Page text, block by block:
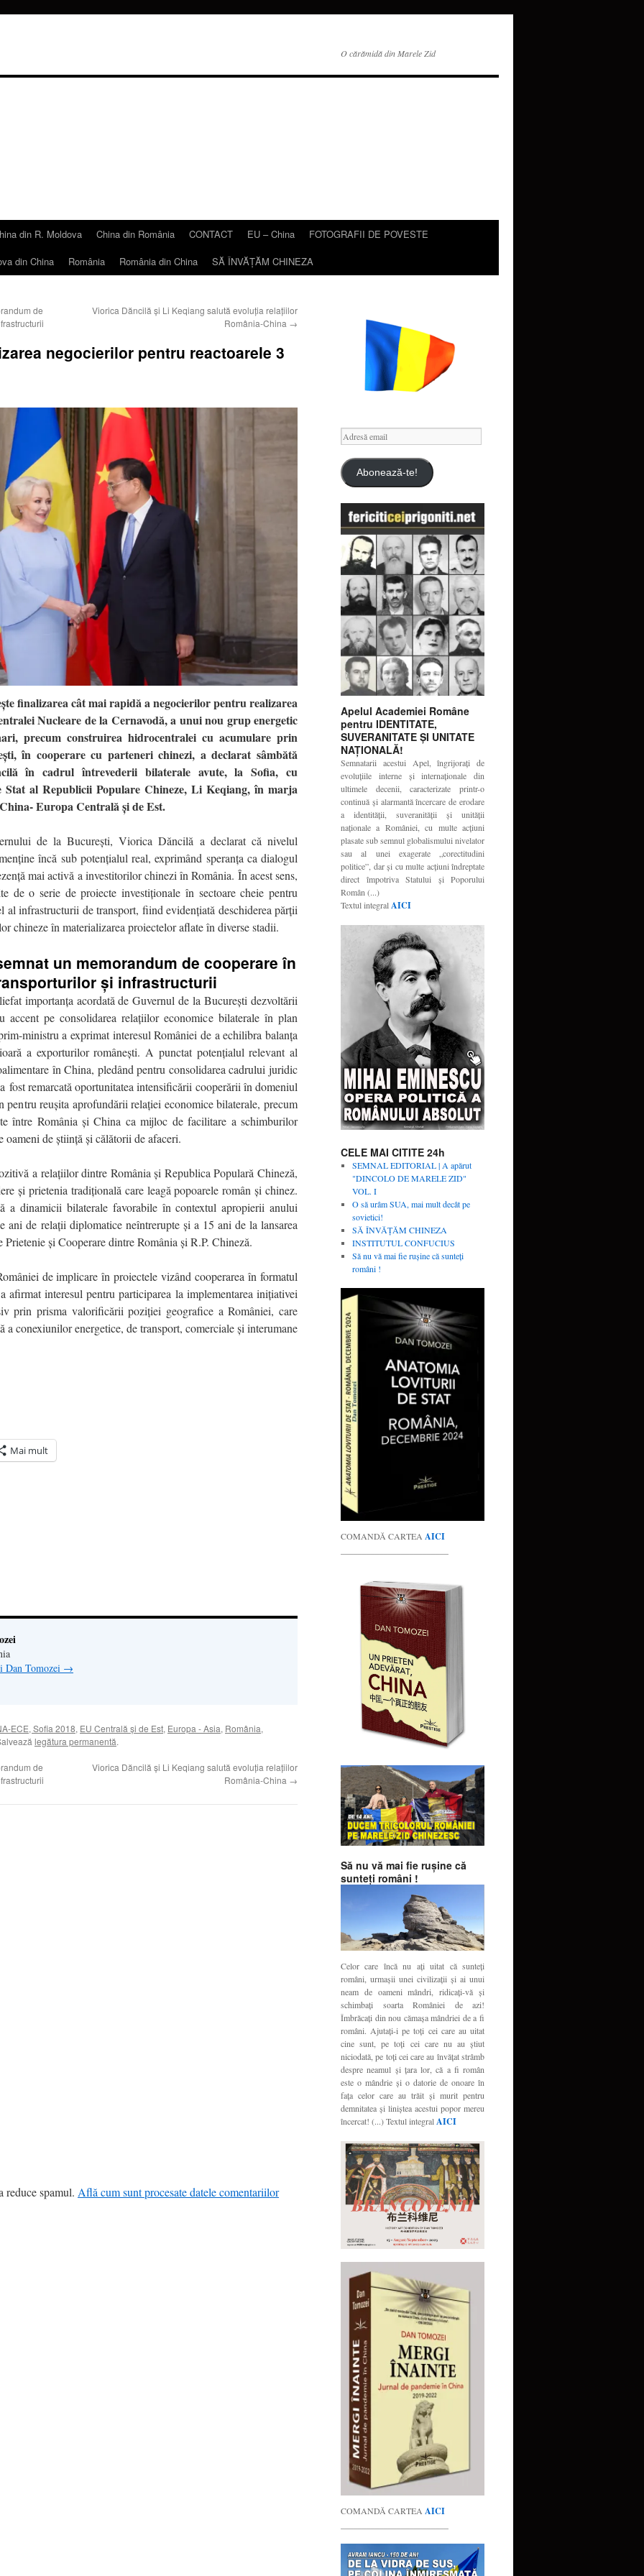
O cărămidă din Marele Zid
din R. Moldova China din România CONTACT EU – China
FOTOGRAFII DE POVESTE
din China România România din China SĂ ÎNVĂŢĂM CHINEZA
de
Viorica Dăncilă şi Li Keqiang salută evoluţia relaţiilor
România-China →
negocierilor pentru reactoarele 3
finalizarea cât mai rapidă a negocierilor pentru realizarea
Nucleare de la Cernavodă, a unui nou grup energetic
precum construirea hidrocentralei cu acumulare prin
în cooperare cu parteneri chinezi, a declarat sâmbătă
în cadrul întrevederii bilaterale avute, la Sofia, cu
al Republicii Populare Chineze, Li Keqiang, în marja
Europa Centrală şi de Est.
de la București, Viorica Dăncilă a declarat că nivelul
încă sub potențialul real, exprimând speranța ca dialogul
mai activă a investitorilor chinezi în România. În acest sens,
de o serie de proiecte investiționale în sectoare cheie pentru
al infrastructurii de transport, fiind evidențiată deschiderea părții
chineze în materializarea proiectelor aflate în diverse stadii.
un memorandum de cooperare în
şi infrastructurii
importanța acordată de Guvernul de la București dezvoltării
accent pe consolidarea relațiilor economice bilaterale în plan
ministru a exprimat interesul României de a echilibra balanța
a exporturilor românești. A punctat potențialul relevant al
în China, pledând pentru consolidarea cadrului juridic
fost remarcată oportunitatea intensificării cooperării în domeniul
pentru reușita aprofundării relației economice bilaterale, precum
între România și China ca mijloc de facilitare a schimburilor
de știință și călătorii de afaceri.
a relațiilor dintre România și Republica Populară Chineză,
și prietenia tradițională care leagă popoarele român și chinez.
a dinamicii bilaterale favorabile în contextul apropierii anului
ani de relații diplomatice neîntrerupte și a 15 ani de la lansarea
și Cooperare dintre România și R.P. Chineză.
de implicare în proiectele vizând cooperarea în formatul
afirmat interesul pentru participarea la implementarea inițiativei
prin prisma valorificării poziției geografice a României, care
a conexiunilor energetice, de transport, comerciale și interumane
Mai mult
Dan Tomozei →
ECE, Sofia 2018, EU Centrală şi de Est, Europa - Asia, România,
legătura permanentă.
de
Viorica Dăncilă şi Li Keqiang salută evoluţia relaţiilor
România-China →
reduce spamul. Află cum sunt procesate datele comentariilor
Adresă
email
Abonează-te!
Apelul Academiei Române
pentru IDENTITATE,
SUVERANITATE ŞI UNITATE
NAŢIONALĂ!
Semnatarii acestui Apel, îngrijoraţi de
evoluţiile interne şi internaţionale din
ultimele decenii, caracterizate printr-o
continuă şi alarmantă încercare de erodare
a identităţii, suveranităţii şi unităţii
naţionale a României, cu multe acţiuni
plasate sub semnul globalismului nivelator
sau al unei exagerate „corectitudini
politice”, dar şi cu multe acţiuni îndreptate
direct împotriva Statului şi Poporului
Român (...)
Textul integralAICI
CELE MAI CITITE 24h
SEMNAL EDITORIAL | A apărut
"DINCOLO DE MARELE ZID"
VOL. I
O să urâm SUA, mai mult decât pe
sovietici!
SĂ ÎNVĂŢĂM CHINEZA
INSTITUTUL CONFUCIUS
Să nu vă mai fie rușine că sunteți
români !
COMANDĂ CARTEA AICI
Să nu vă mai fie ruşine că
sunteţi români !
Celor care încă nu aţi uitat că sunteţi
români, urmaşii unei civilizaţii şi ai unui
neam de oameni mândri, ridicaţi-vă şi
schimbaţi soarta României de azi!
Îmbrăcaţi din nou cămaşa mândriei de a fi
români. Ajutaţi-i pe toţi cei care au uitat
cine sunt, pe toţi cei care nu au ştiut
niciodată, pe toţi cei care au învăţat strâmb
despre neamul şi ţara lor, că a fi român
este o mândrie şi o datorie de onoare în
faţa celor care au trăit şi murit pentru
demnitatea şi liniştea acestui popor mereu
încercat! (...) Textul integralAICI
COMANDĂ CARTEA AICI